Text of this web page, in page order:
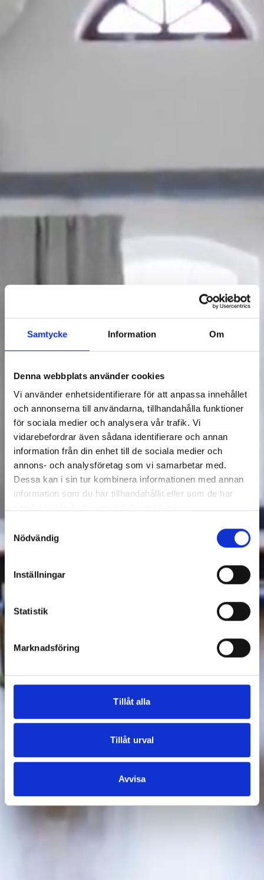
Samtycke Information Om
Denna webbplats använder cookies
Vi använder enhetsidentifierare för att anpassa innehållet
och annonserna till användarna, tillhandahålla funktioner
för sociala medier och analysera vår trafik. Vi
vidarebefordrar även sådana identifierare och annan
information från din enhet till de sociala medier och
annons- och analysföretag som vi samarbetar med.
Dessa kan i sin tur kombinera informationen med annan
information som du har tillhandahållit eller som de har
Nödvändig
Inställningar
Statistik
Marknadsföring
Tillåt alla
Tillåt urval
Avvisa